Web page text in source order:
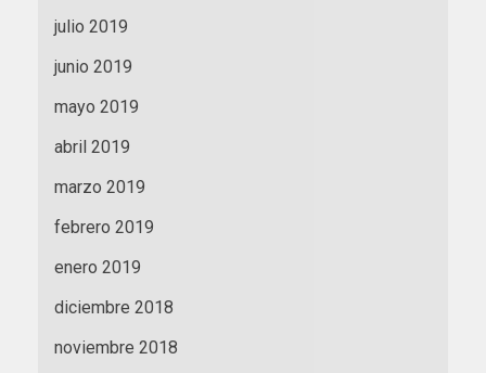
julio 2019
junio 2019
mayo 2019
abril 2019
marzo 2019
febrero 2019
enero 2019
diciembre 2018
noviembre 2018